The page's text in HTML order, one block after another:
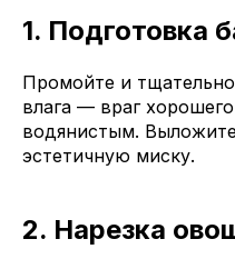
1. Подготовка
Промойте и
влага — враг
водянистым.
эстетичную миску.
2. Нарезка